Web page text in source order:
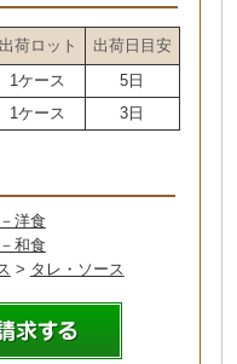
出荷ロット
出荷日目安
1ケース
5日
1ケース 3日
食
食
> タレ・ソース